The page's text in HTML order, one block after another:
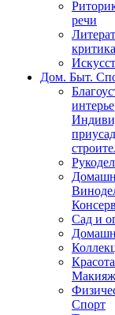
речи
критика
Дом. Быт.
Сад и
Макияж
Спорт